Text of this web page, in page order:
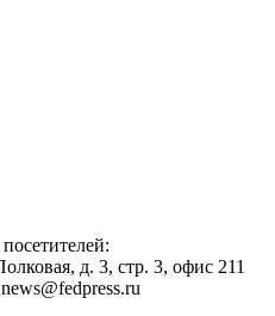
д. 3, стр. 3, офис 211
news@fedpress.ru